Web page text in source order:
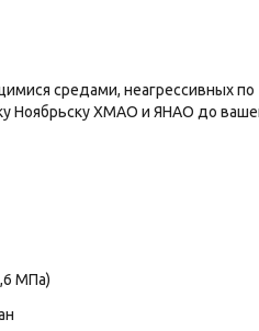
средами, неагрессивных по
Ноябрьску ХМАО и ЯНАО до
МПа)